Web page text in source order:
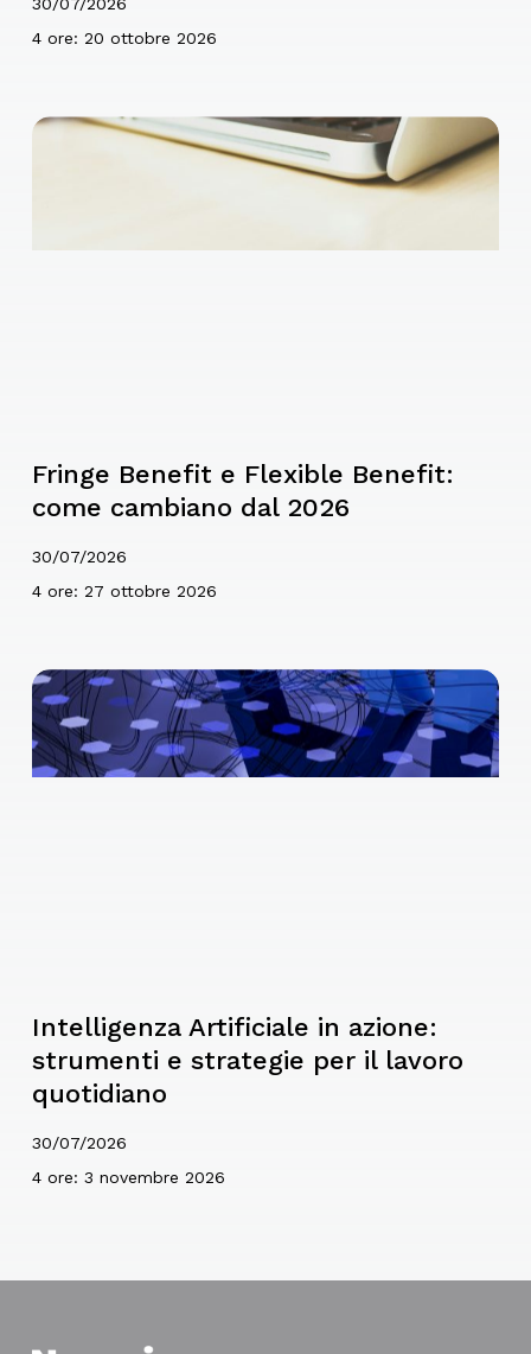
30/07/2026
4 ore: 20 ottobre 2026
Fringe Benefit e Flexible Benefit:
come cambiano dal 2026
30/07/2026
4 ore: 27 ottobre 2026
Intelligenza Artificiale in azione:
strumenti e strategie per il lavoro
quotidiano
30/07/2026
4 ore: 3 novembre 2026